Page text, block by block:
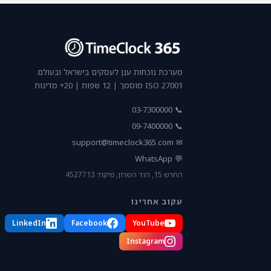
מערכת נוכחות ענן לעסקים בישראל ובעולם.
ISO 27001 מוסמך | 12 שפות | 20+ מדינות
📞 03-7300000
📞 09-7400000
✉
support@timeclock365.com
💬 WhatsApp
החרש 15, הוד השרון, מיקוד 4527713
עקוב אחרינו
YouTube
Facebook
LinkedIn
Instagram